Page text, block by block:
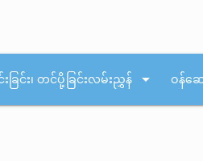
ြင်း၊ တင်ပို့ခြင်းလမ်းညွှန် arrow_drop_down ဝန်ဆ